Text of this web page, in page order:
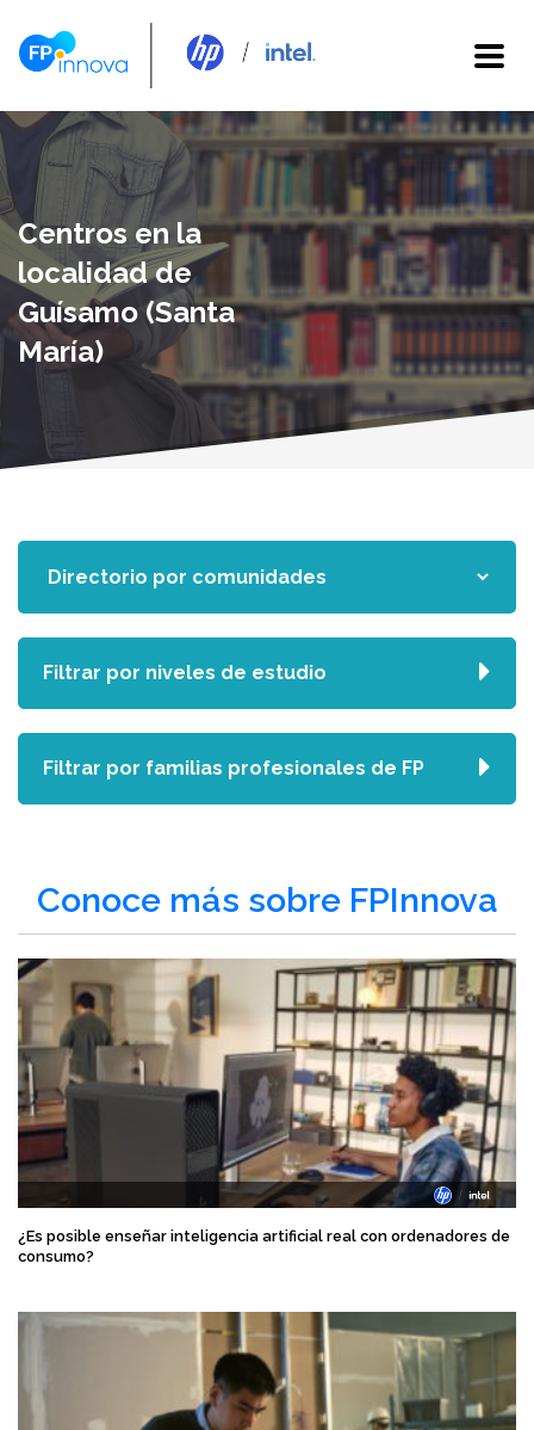
Centros en la
localidad de
Guísamo (Santa
María)
Conoce más sobre FPInnova
¿Es posible enseñar inteligencia artificial real con ordenadores de
consumo?
Filtrar por niveles de estudio
Filtrar por familias profesionales de FP